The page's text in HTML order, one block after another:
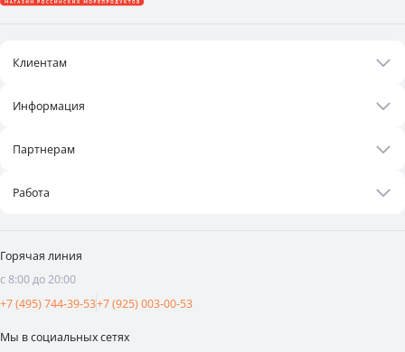
Клиентам
Бонусная программа
Информация
Статьи
Видеоотзывы
Партнерам
Поставщикам
Аренда площадей
Реклама и продвижение
Работа
Вакансии
Мы в социальных сетях
Горячая линия
с 8:00 до 20:00
+7 (495) 744-39-53+7 (925) 003-00-53